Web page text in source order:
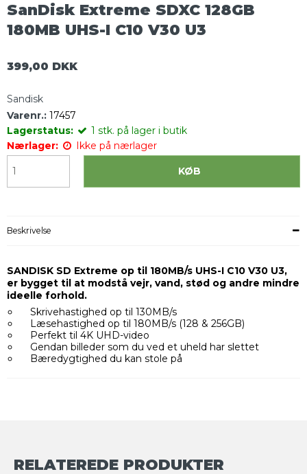
SanDisk Extreme SDXC 128GB
180MB UHS-I C10 V30 U3
399,00 DKK
Sandisk
Varenr.: 17457
Lagerstatus:
1 stk. på lager i butik
Nærlager:
Ikke på nærlager
KØB
Beskrivelse
SANDISK SD Extreme op til 180MB/s UHS-I C10 V30 U3,
er bygget til at modstå vejr, vand, stød og andre mindre
ideelle forhold.
Skrivehastighed op til 130MB/s
Læsehastighed op til 180MB/s (128 & 256GB)
Perfekt til 4K UHD-video
Gendan billeder som du ved et uheld har slettet
Bæredygtighed du kan stole på
RELATEREDE PRODUKTER